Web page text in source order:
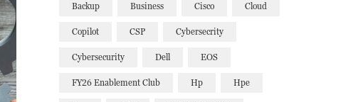
Backup Business Cisco Cloud
Copilot CSP Cybersecrity
Cybersecurity Dell EOS
FY26 Enablement Club Hp Hpe